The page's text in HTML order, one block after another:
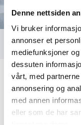
Denne nettsiden
Vi bruker
annonser et
mediefunksjoner
dessuten
vårt, med
annonsering og
med annen
eller som de har